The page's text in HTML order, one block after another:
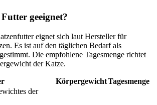
geeignet?
eignet sich laut Hersteller für
Es ist auf den täglichen Bedarf als
Die empfohlene Tagesmenge richtet
der Katze.
KörpergewichtTagesmenge
der